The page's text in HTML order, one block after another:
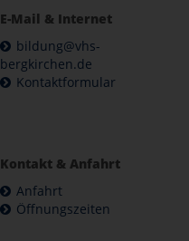
E-Mail & Internet
bildung@vhs-
bergkirchen.de
Kontaktformular
Kontakt & Anfahrt
Anfahrt
Öffnungszeiten